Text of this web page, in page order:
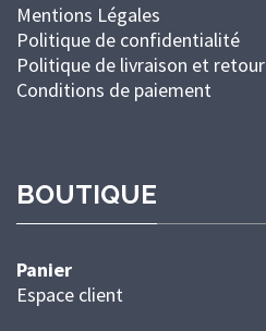
Mentions Légales
Politique de confidentialité
Politique de livraison et retour
Conditions de paiement
BOUTIQUE
Panier
Espace client